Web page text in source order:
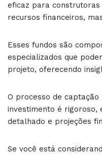
eficaz para construtoras
recursos financeiros,
Esses fundos são
especializados que
projeto, oferecendo
O processo de
investimento é rigoroso,
detalhado e projeções
Se você está